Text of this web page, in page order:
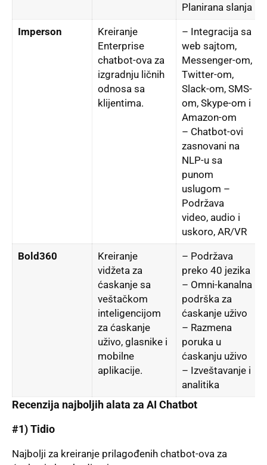
Planirana slanja
Imperson
Kreiranje
Enterprise
chatbot-ova za
izgradnju ličnih
odnosa sa
klijentima.
– Integracija sa
web sajtom,
Messenger-om,
Twitter-om,
Slack-om, SMS-
om, Skype-om i
Amazon-om
– Chatbot-ovi
zasnovani na
NLP-u sa
punom
uslugom –
Podržava
video, audio i
uskoro, AR/VR
Bold360
Kreiranje
vidžeta za
ćaskanje sa
veštačkom
inteligencijom
za ćaskanje
uživo, glasnike i
mobilne
aplikacije.
– Podržava
preko 40 jezika
– Omni-kanalna
podrška za
ćaskanje uživo
– Razmena
poruka u
ćaskanju uživo
– Izveštavanje i
analitika
Recenzija najbolјih alata za AI Chatbot
#1)Tidio
Najbolјi za kreiranje prilagođenih chatbot-ova za